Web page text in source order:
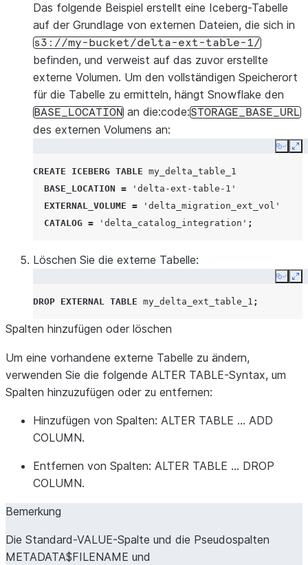
Das folgende Beispiel erstellt eine Iceberg-Tabelle
auf der Grundlage von externen Dateien, die sich in
s3://my-bucket/delta-ext-table-1/
befinden, und verweist auf das zuvor erstellte
externe Volumen. Um den vollständigen Speicherort
für die Tabelle zu ermitteln, hängt Snowflake den
BASE_LOCATION an die:code:STORAGE_BASE_URL
des externen Volumens an:
Copy
CREATE ICEBERG TABLE my_delta_table_1
BASE_LOCATION =
'delta-ext-table-1'
EXTERNAL_VOLUME =
'delta_migration_ext_vol'
CATALOG = 'delta_catalog_integration' ;
Löschen Sie die externe Tabelle:
Copy
DROP EXTERNAL TABLE my_delta_ext_table_1 ;
Spalten hinzufügen oder löschen
Um eine vorhandene externe Tabelle zu ändern,
verwenden Sie die folgende ALTER TABLE-Syntax, um
Spalten hinzuzufügen oder zu entfernen:
Hinzufügen von Spalten: ALTER TABLE … ADD
COLUMN.
Entfernen von Spalten: ALTER TABLE … DROP
COLUMN.
Bemerkung
Die Standard-VALUE-Spalte und die Pseudospalten
METADATA$FILENAME und